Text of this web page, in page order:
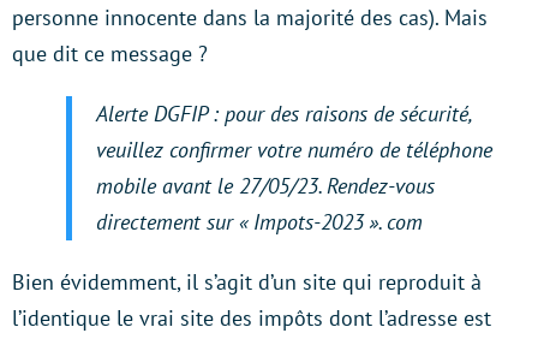
personne innocente dans la majorité des cas). Mais
que dit ce message ?
Alerte DGFIP : pour des raisons de sécurité,
veuillez confirmer votre numéro de téléphone
mobile avant le 27/05/23. Rendez-vous
directement sur « Impots-2023 ». com
Bien évidemment, il s’agit d’un site qui reproduit à
l’identique le vrai site des impôts dont l’adresse est